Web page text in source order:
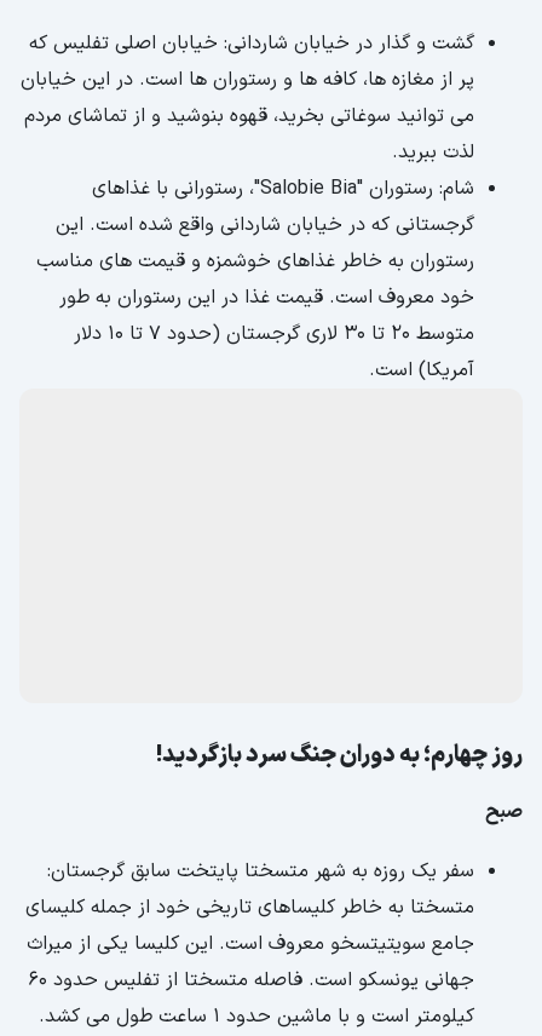
گشت و گذار در خیابان شاردانی: خیابان اصلی تفلیس که
پر از مغازه ها، کافه ها و رستوران ها است. در این خیابان
می توانید سوغاتی بخرید، قهوه بنوشید و از تماشای مردم
لذت ببرید.
شام: رستوران "Salobie Bia"، رستورانی با غذاهای
گرجستانی که در خیابان شاردانی واقع شده است. این
رستوران به خاطر غذاهای خوشمزه و قیمت های مناسب
خود معروف است. قیمت غذا در این رستوران به طور
متوسط ​​20 تا 30 لاری گرجستان (حدود 7 تا 10 دلار
آمریکا) است.
روز چهارم؛ به دوران جنگ سرد بازگردید!
صبح
سفر یک روزه به شهر متسختا پایتخت سابق گرجستان:
متسختا به خاطر کلیساهای تاریخی خود از جمله کلیسای
جامع سویتیتسخو معروف است. این کلیسا یکی از میراث
جهانی یونسکو است. فاصله متسختا از تفلیس حدود 60
کیلومتر است و با ماشین حدود 1 ساعت طول می کشد.